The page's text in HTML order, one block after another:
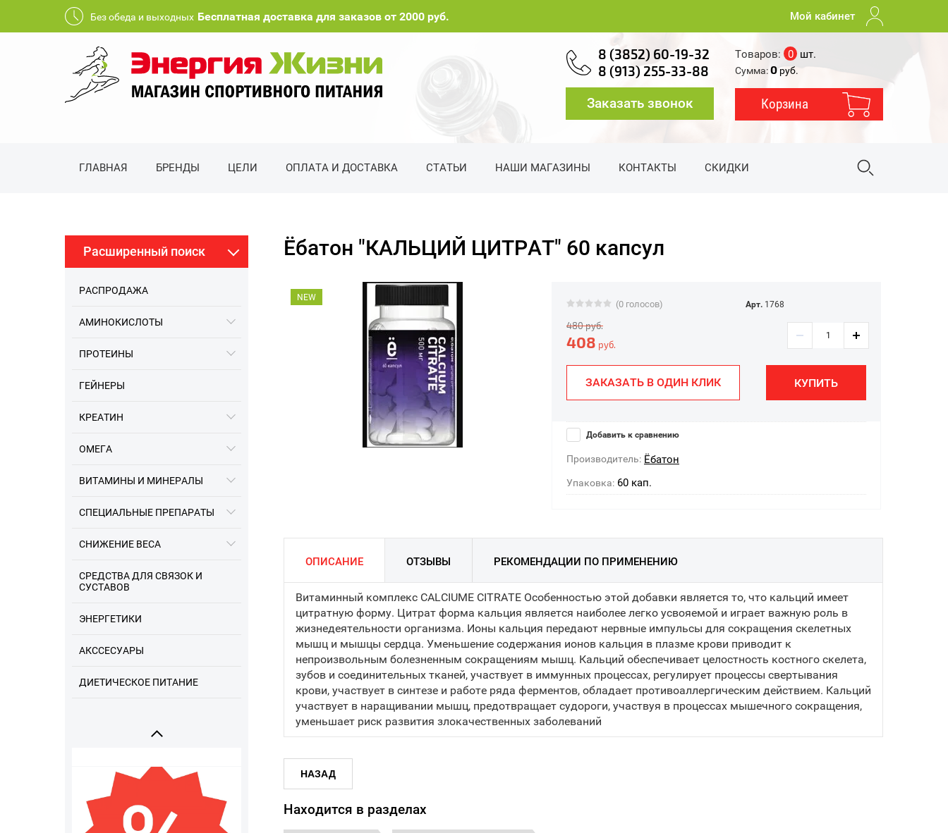
Без обеда и выходных Бесплатная доставка для заказов от 2000 руб. Мой кабинет
8 (3852) 60-19-32
8 (913) 255-33-88
Заказать звонок
Товаров: 0 шт.
Сумма:0руб.
Корзина
ГЛАВНАЯ БРЕНДЫ ЦЕЛИ ОПЛАТА И ДОСТАВКА СТАТЬИ НАШИ МАГАЗИНЫ КОНТАКТЫ СКИДКИ
Расширенный поиск
РАСПРОДАЖА
АМИНОКИСЛОТЫ
ПРОТЕИНЫ
ГЕЙНЕРЫ
КРЕАТИН
ОМЕГА
ВИТАМИНЫ И МИНЕРАЛЫ
СПЕЦИАЛЬНЫЕ ПРЕПАРАТЫ
СНИЖЕНИЕ ВЕСА
СРЕДСТВА ДЛЯ СВЯЗОК И
СУСТАВОВ
ЭНЕРГЕТИКИ
АКССЕСУАРЫ
ДИЕТИЧЕСКОЕ ПИТАНИЕ
Информация про разные
09.09.2025
Ёбатон "КАЛЬЦИЙ ЦИТРАТ" 60 капсул
NEW
(0 голосов) Арт. 1768
480руб.
408 руб.
ЗАКАЗАТЬ В ОДИН КЛИК КУПИТЬ
Добавить к сравнению
Производитель: Ёбатон
Упаковка: 60 кап.
ОПИСАНИЕ ОТЗЫВЫ РЕКОМЕНДАЦИИ ПО ПРИМЕНЕНИЮ
Витаминный комплекс CALCIUME CITRATE Особенностью этой добавки является то, что кальций имеет
цитратную форму. Цитрат форма кальция является наиболее легко усвояемой и играет важную роль в
жизнедеятельности организма. Ионы кальция передают нервные импульсы для сокращения скелетных
мышц и мышцы сердца. Уменьшение содержания ионов кальция в плазме крови приводит к
непроизвольным болезненным сокращениям мышц. Кальций обеспечивает целостность костного скелета,
зубов и соединительных тканей, участвует в иммунных процессах, регулирует процессы свертывания
крови, участвует в синтезе и работе ряда ферментов, обладает противоаллергическим действием. Кальций
участвует в наращивании мышц, предотвращает судороги, участвуя в процессах мышечного сокращения,
уменьшает риск развития злокачественных заболеваний
НАЗАД
Находится в разделах